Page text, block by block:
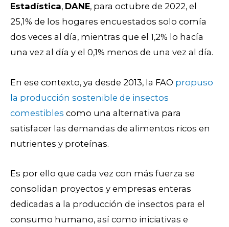
Estadística, DANE, para octubre de 2022, el
25,1% de los hogares encuestados solo comía
dos veces al día, mientras que el 1,2% lo hacía
una vez al día y el 0,1% menos de una vez al día.
En ese contexto, ya desde 2013, la FAO propuso
la producción sostenible de insectos
comestibles como una alternativa para
satisfacer las demandas de alimentos ricos en
nutrientes y proteínas.
Es por ello que cada vez con más fuerza se
consolidan proyectos y empresas enteras
dedicadas a la producción de insectos para el
consumo humano, así como iniciativas e